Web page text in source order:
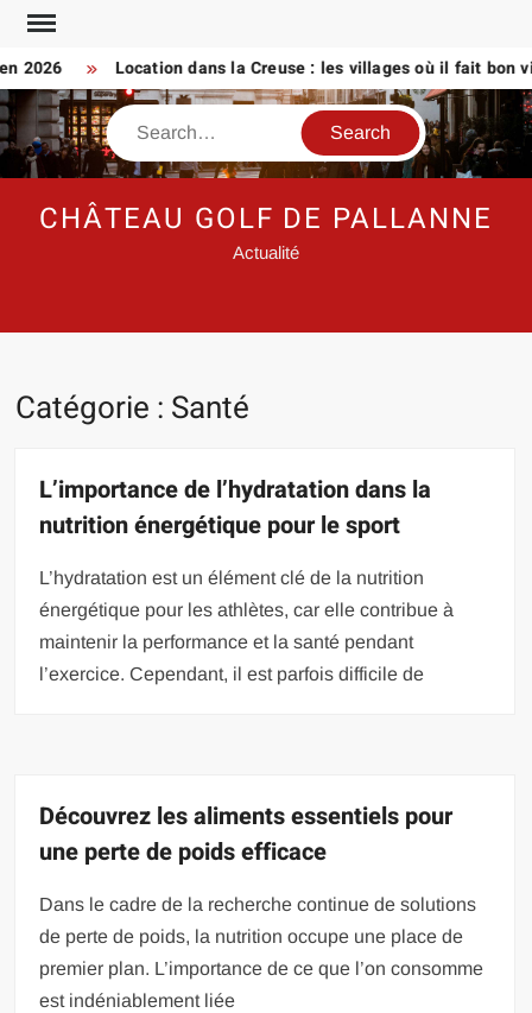
Skip
content
Location dans la Creuse : les villages où il fait bon vivre
Search
CHÂTEAU GOLF DE PALLANNE
Actualité
Catégorie : Santé
L’importance de l’hydratation dans la
nutrition énergétique pour le sport
L’hydratation est un élément clé de la nutrition
énergétique pour les athlètes, car elle contribue à
maintenir la performance et la santé pendant
l’exercice. Cependant, il est parfois difficile de
Découvrez les aliments essentiels pour
une perte de poids efficace
Dans le cadre de la recherche continue de solutions
de perte de poids, la nutrition occupe une place de
premier plan. L’importance de ce que l’on consomme
est indéniablement liée